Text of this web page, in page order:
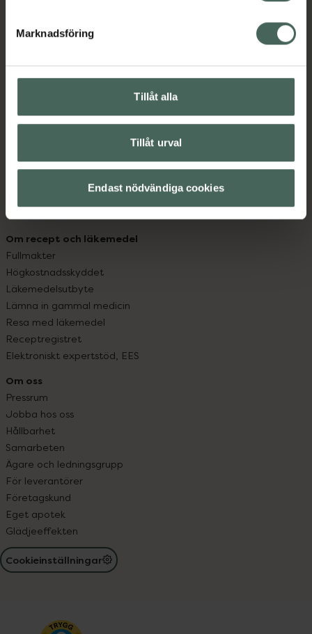
Marknadsföring
Tillåt alla
Tillåt urval
Endast nödvändiga cookies
med oss.
Kundservice
Kontakta oss
Hitta apotek
Leverans, betalning och retur
Kundklubb
Köpvillkor
Om recept och läkemedel
Fullmakter
Högkostnadsskyddet
Läkemedelsutbyte
Lämna in gammal medicin
Resa med läkemedel
Receptregistret
Elektroniskt expertstöd, EES
Om oss
Pressrum
Jobba hos oss
Hållbarhet
Samarbeten
Ägare och ledningsgrupp
För leverantörer
Företagskund
Eget apotek
Glädjeeffekten
Cookieinställningar